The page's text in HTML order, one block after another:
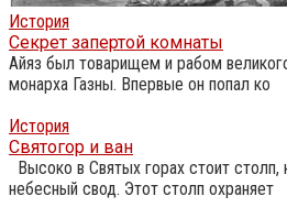
История
Секрет запертой комнаты
Айяз был товарищем и рабом
монарха Газны. Впервые он попал ко
История
Святогор и ван
Высоко в Святых горах стоит столп,
небесный свод. Этот столп охраняет